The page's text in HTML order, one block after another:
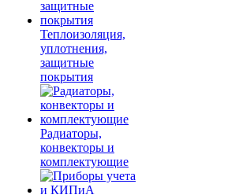
Теплоизоляция,
уплотнения,
защитные
покрытия
Радиаторы,
конвекторы и
комплектующие